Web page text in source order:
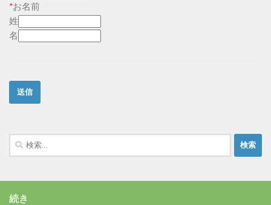
*お名前
姓
名
検
索:
続き